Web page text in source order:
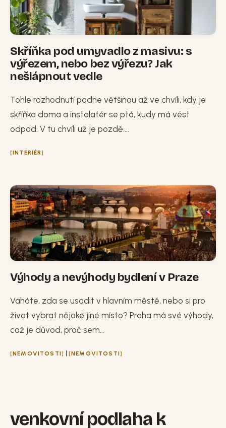
Skříňka pod umyvadlo z masivu: s
výřezem, nebo bez výřezu? Jak
nešlápnout vedle
Tohle rozhodnutí padne většinou až ve chvíli, kdy je
skříňka doma a instalatér se ptá, kudy má vést
odpad. V tu chvíli už je pozdě....
INTERIÉR
Výhody a nevýhody bydlení v Praze
Váháte, zda se usadit v hlavním městě, nebo si pro
život vybrat nějaké jiné místo? Praha má své výhody,
což je důvod, proč sem...
NEMOVITOSTI | NEMOVITOSTI
venkovní podlaha k